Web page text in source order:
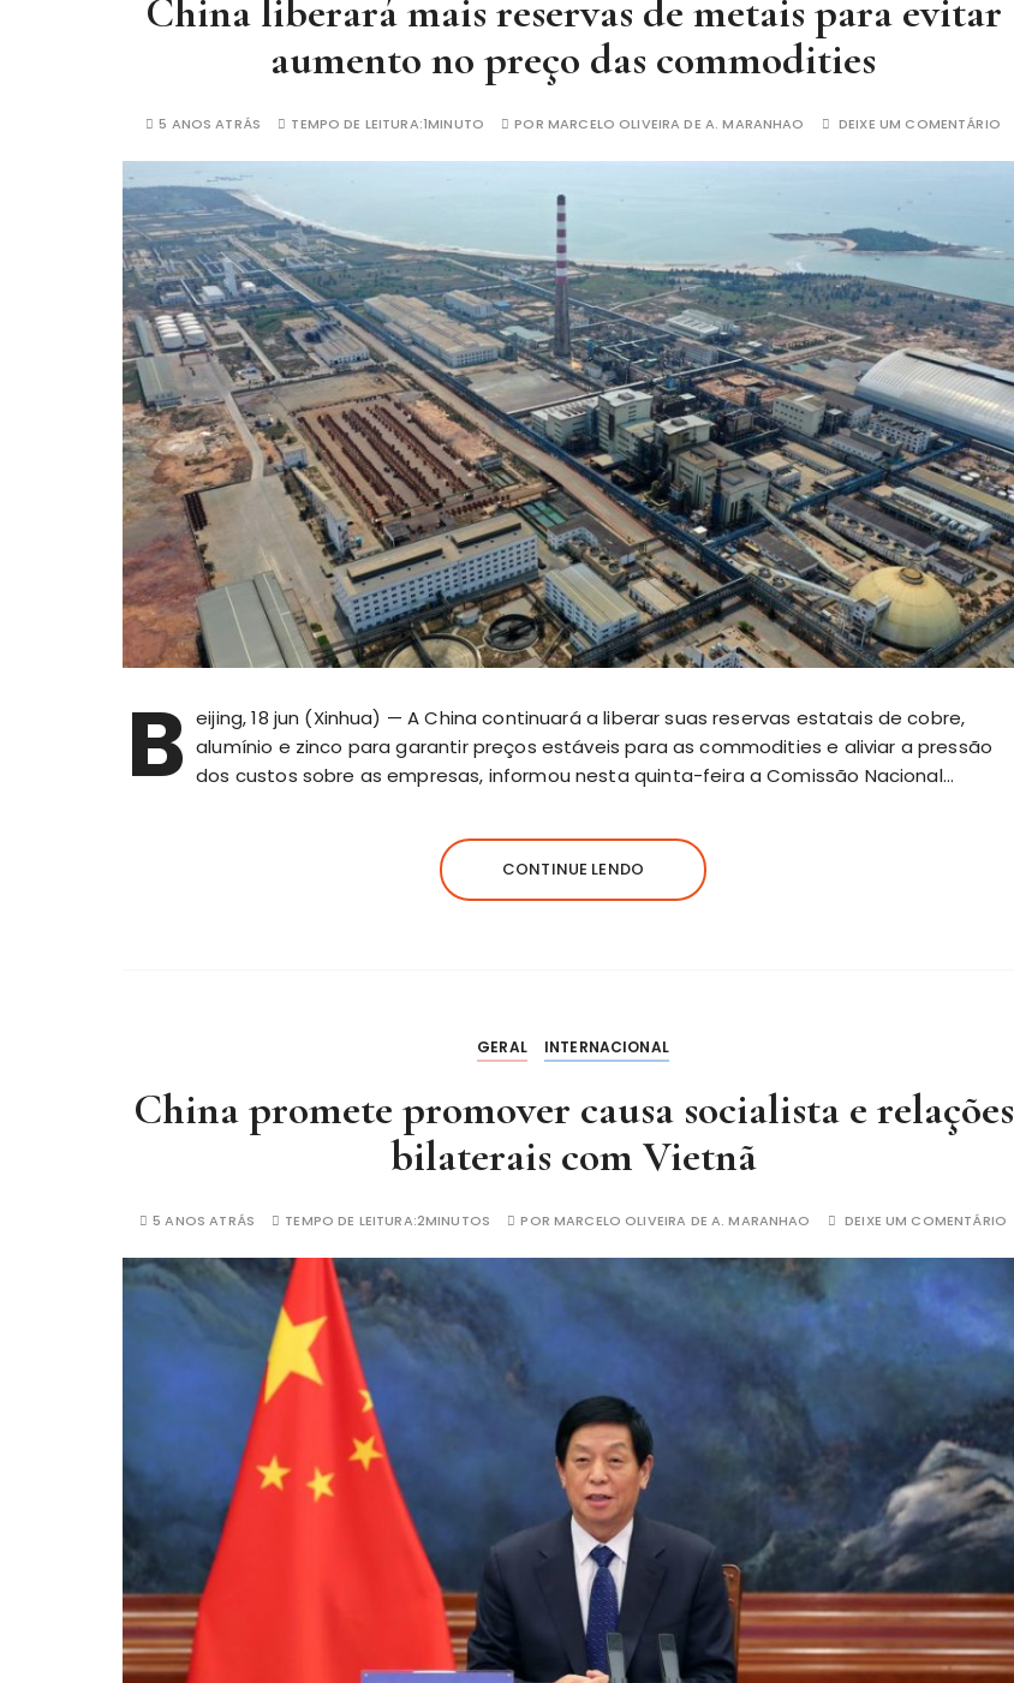
China liberará mais reservas de metais para evitar
aumento no preço das commodities
5 ANOS ATRÁS TEMPO DE LEITURA:1MINUTO POR MARCELO OLIVEIRA DE A. MARANHAO DEIXE UM COMENTÁRIO
B eijing, 18 jun (Xinhua) — A China continuará a liberar suas reservas estatais de cobre,
alumínio e zinco para garantir preços estáveis para as commodities e aliviar a pressão
dos custos sobre as empresas, informou nesta quinta-feira a Comissão Nacional…
CONTINUE LENDO
GERAL INTERNACIONAL
China promete promover causa socialista e relações
bilaterais com Vietnã
5 ANOS ATRÁS TEMPO DE LEITURA:2MINUTOS POR MARCELO OLIVEIRA DE A. MARANHAO DEIXE UM COMENTÁRIO